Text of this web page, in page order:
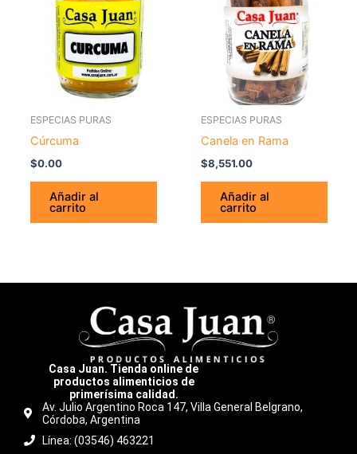
ESPECIAS PURAS
Cúrcuma
$0.00
Añadir al
carrito
ESPECIAS PURAS
Canela en Rama
$8,551.00
Añadir al
carrito
Casa Juan. Tienda online de
productos alimenticios de
primerísima calidad.
Av. Julio Argentino Roca 147, Villa General Belgrano,
Córdoba, Argentina
Línea: (03546) 463221